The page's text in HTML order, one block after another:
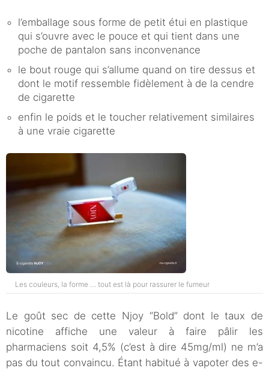
l’emballage sous forme de petit étui en plastique
qui s’ouvre avec le pouce et qui tient dans une
poche de pantalon sans inconvenance
le bout rouge qui s’allume quand on tire dessus et
dont le motif ressemble fidèlement à de la cendre
de cigarette
enfin le poids et le toucher relativement similaires
à une vraie cigarette
Les couleurs, la forme … tout est là pour rassurer le fumeur
Le goût sec de cette Njoy “Bold” dont le taux de
nicotine affiche une valeur à faire pâlir les
pharmaciens soit 4,5% (c’est à dire 45mg/ml) ne m’a
pas du tout convaincu. Étant habitué à vapoter des e-